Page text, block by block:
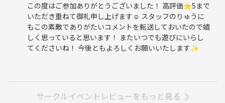
この度はご参加ありがとうございました！ 高評価⭐️5まで
いただき重ねて御礼申し上げます☺️ スタッフのりゅうに
もこの素敵でありがたいコメントを転送しておいたので嬉
しく思っていると思います！ またいつでも遊びにいらし
てくださいね！ 今後ともよろしくお願いいたします✨
サークルイベントレビューをもっと見る